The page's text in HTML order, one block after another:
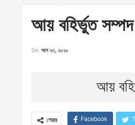
আয় বহির্ভুত সম্পদ
On আগ ২৩, ২০২০
আয়
শেয়ার Facebook